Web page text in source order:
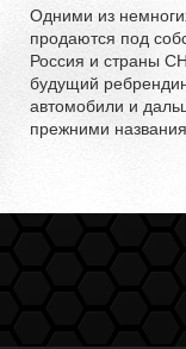
Одними из
продаются под
Россия и страны
будущий
автомобили и
прежними